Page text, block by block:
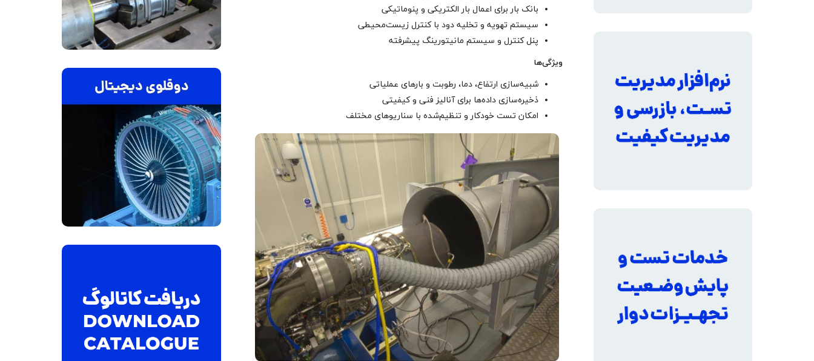
بانک بار برای اعمال بار الکتریکی و پنوماتیکی
سیستم تهویه و تخلیه دود با کنترل زیست‌محیطی
پنل کنترل و سیستم مانیتورینگ پیشرفته
ویژگی‌ها
شبیه‌سازی ارتفاع، دما، رطوبت و بارهای عملیاتی
ذخیره‌سازی داده‌ها برای آنالیز فنی و کیفیتی
امکان تست خودکار و تنظیم‌شده با سناریوهای مختلف